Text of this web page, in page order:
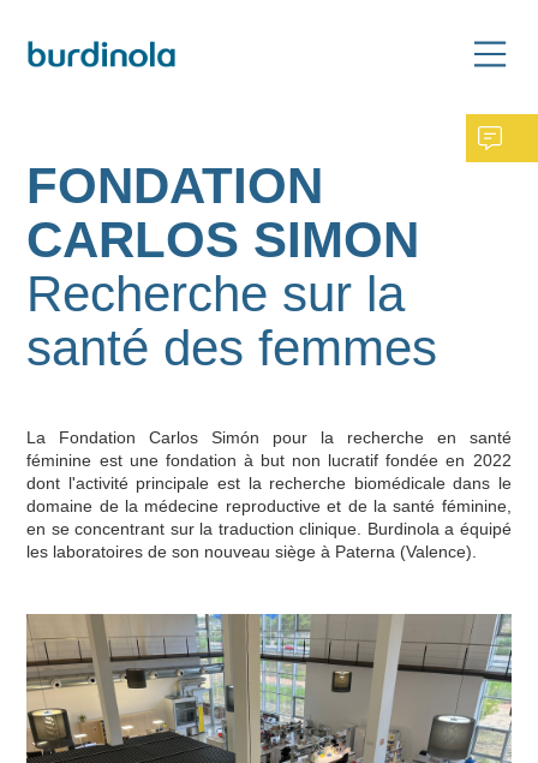
FONDATION
CARLOS SIMON
Recherche sur la
santé des femmes
La Fondation Carlos Simón pour la recherche en santé
féminine est une fondation à but non lucratif fondée en 2022
dont l'activité principale est la recherche biomédicale dans le
domaine de la médecine reproductive et de la santé féminine,
en se concentrant sur la traduction clinique. Burdinola a équipé
les laboratoires de son nouveau siège à Paterna (Valence).